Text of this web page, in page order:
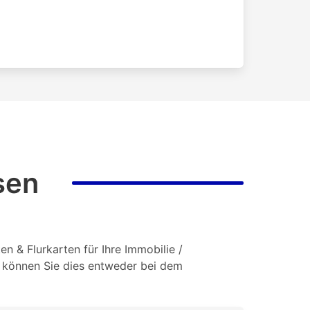
& Flurkarten für Ihre Immobilie /
Sie dies entweder bei dem